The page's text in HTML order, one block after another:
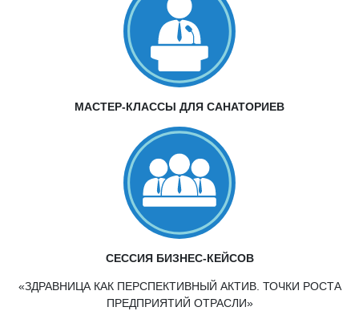
МАСТЕР-КЛАССЫ ДЛЯ САНАТОРИЕВ
СЕССИЯ БИЗНЕС-КЕЙСОВ
«ЗДРАВНИЦА КАК ПЕРСПЕКТИВНЫЙ АКТИВ. ТОЧКИ РОСТА
ПРЕДПРИЯТИЙ ОТРАСЛИ»